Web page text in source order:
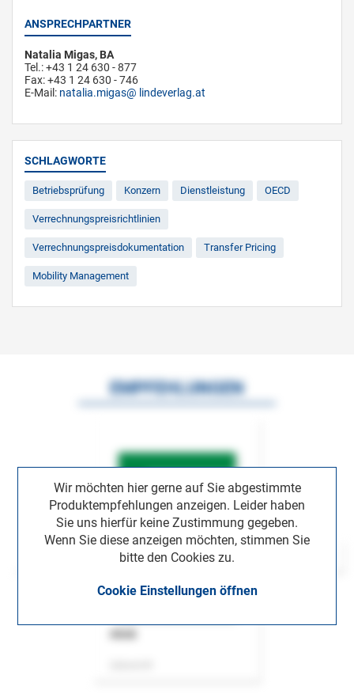
ANSPRECHPARTNER
Natalia Migas, BA
Tel.: +43 1 24 630 - 877
Fax: +43 1 24 630 - 746
E-Mail: natalia.migas lindeverlag.at
SCHLAGWORTE
Betriebsprüfung Konzern Dienstleistung OECD
Verrechnungspreisrichtlinien
Verrechnungspreisdokumentation Transfer Pricing
Mobility Management
Wir möchten hier gerne auf Sie abgestimmte
Produktempfehlungen anzeigen. Leider haben
Sie uns hierfür keine Zustimmung gegeben.
Wenn Sie diese anzeigen möchten, stimmen Sie
bitte den Cookies zu.
Cookie Einstellungen öffnen
EMPFEHLUNGEN